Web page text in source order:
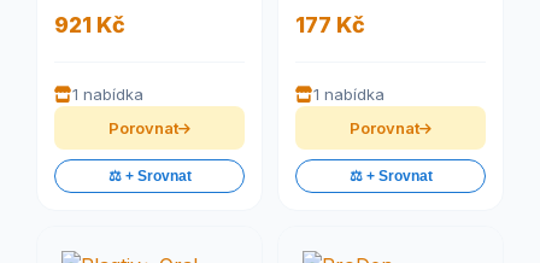
M
921 Kč
1 nabídka
Porovnat
⚖️ + Srovnat
177 Kč
1 nabídka
Porovnat
⚖️ + Srovnat